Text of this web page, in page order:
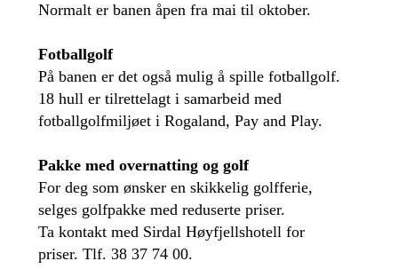
Normalt er banen åpen fra mai til oktober.
Fotballgolf
På banen er det også mulig å spille fotballgolf.
18 hull er tilrettelagt i samarbeid med
fotballgolfmiljøet i Rogaland, Pay and Play.
Pakke med overnatting og golf
For deg som ønsker en skikkelig golfferie,
selges golfpakke med reduserte priser.
Ta kontakt med Sirdal Høyfjellshotell for
priser. Tlf. 38 37 74 00.